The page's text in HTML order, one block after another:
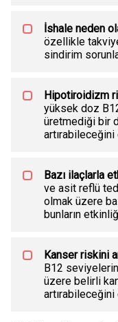
İshale neden
özellikle
sindirim
Hipotiroidizm
yüksek doz
üretmediği bir
artırabileceğini
Bazı ilaçlarla
ve asit reflü
olmak üzere
bunların
Kanser riskini
B12
üzere belirli
artırabileceğini